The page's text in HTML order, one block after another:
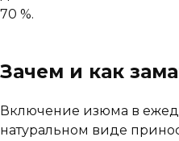
70 %.
Зачем и как
Включение изюма в
натуральном виде